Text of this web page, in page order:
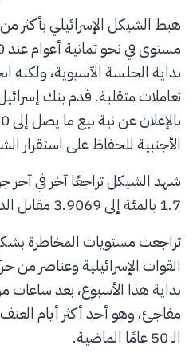
هبط الشيكل الإسرائيلي بأكثر من
بداية الجلسة الآسيوية، ولكنه
تعاملات متقلبة. قدم بنك
الأجنبية للحفاظ على استقرار
شهد الشيكل تراجعًا آخر في آخر
1.7 بالمئة إلى 3.9069 مقابل الدولار.
تراجعت مستويات المخاطرة
القوات الإسرائيلية وعناصر
بداية هذا الأسبوع، بعد
مفاجئ، وهو أحد أكثر أيام
الـ 50 عامًا الماضية.